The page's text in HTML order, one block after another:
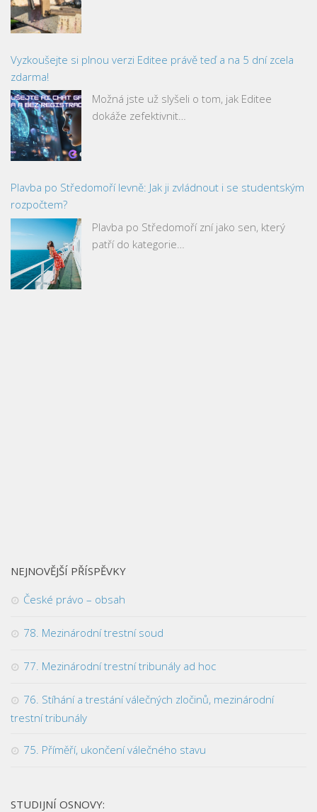
Vyzkoušejte si plnou verzi Editee právě teď a na 5 dní zcela
zdarma!
Možná jste už slyšeli o tom, jak Editee
dokáže zefektivnit…
Plavba po Středomoří levně: Jak ji zvládnout i se studentským
rozpočtem?
Plavba po Středomoří zní jako sen, který
patří do kategorie…
NEJNOVĚJŠÍ PŘÍSPĚVKY
České právo – obsah
78. Mezinárodní trestní soud
77. Mezinárodní trestní tribunály ad hoc
76. Stíhání a trestání válečných zločinů, mezinárodní
trestní tribunály
75. Příměří, ukončení válečného stavu
STUDIJNÍ OSNOVY: